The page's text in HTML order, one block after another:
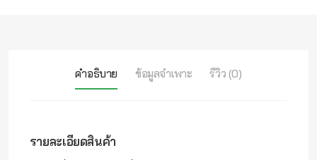
คำอธิบาย ข้อมูลจำเพาะ รีวิว (0)
รายละเอียดสินค้า